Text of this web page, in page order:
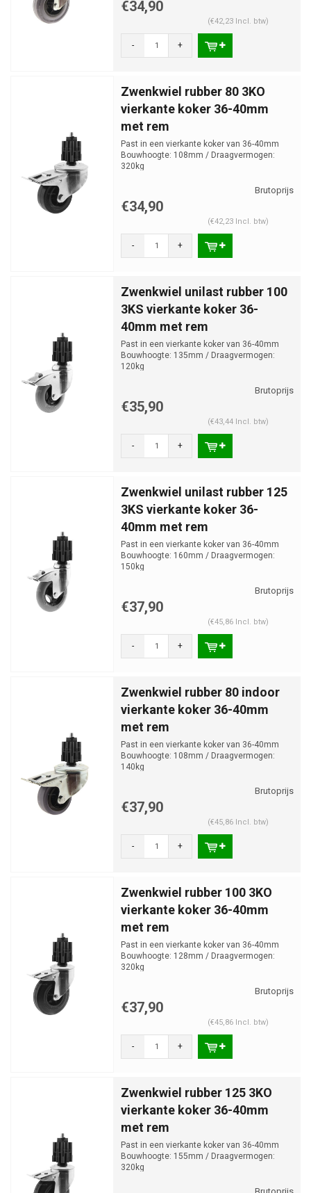
€34,90
(€42,23 Incl. btw)
- +
Zwenkwiel rubber 80 3KO
vierkante koker 36-40mm
met rem
Past in een vierkante koker van 36-40mm
Bouwhoogte: 108mm / Draagvermogen:
320kg
€34,90
(€42,23 Incl. btw)
- +
Zwenkwiel unilast rubber 100
3KS vierkante koker 36-
40mm met rem
Past in een vierkante koker van 36-40mm
Bouwhoogte: 135mm / Draagvermogen:
120kg
€35,90
(€43,44 Incl. btw)
- +
Zwenkwiel unilast rubber 125
3KS vierkante koker 36-
40mm met rem
Past in een vierkante koker van 36-40mm
Bouwhoogte: 160mm / Draagvermogen:
150kg
€37,90
(€45,86 Incl. btw)
- +
Zwenkwiel rubber 80 indoor
vierkante koker 36-40mm
met rem
Past in een vierkante koker van 36-40mm
Bouwhoogte: 108mm / Draagvermogen:
140kg
€37,90
(€45,86 Incl. btw)
- +
Zwenkwiel rubber 100 3KO
vierkante koker 36-40mm
met rem
Past in een vierkante koker van 36-40mm
Bouwhoogte: 128mm / Draagvermogen:
320kg
€37,90
(€45,86 Incl. btw)
- +
Zwenkwiel rubber 125 3KO
vierkante koker 36-40mm
met rem
Past in een vierkante koker van 36-40mm
Bouwhoogte: 155mm / Draagvermogen:
320kg